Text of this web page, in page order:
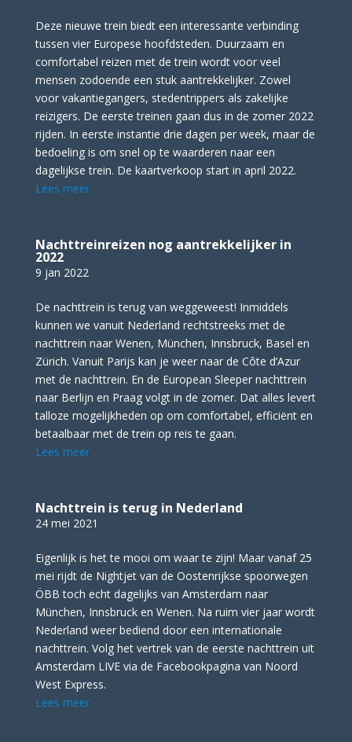
Deze nieuwe trein biedt een interessante verbinding
tussen vier Europese hoofdsteden. Duurzaam en
comfortabel reizen met de trein wordt voor veel
mensen zodoende een stuk aantrekkelijker. Zowel
voor vakantiegangers, stedentrippers als zakelijke
reizigers. De eerste treinen gaan dus in de zomer 2022
rijden. In eerste instantie drie dagen per week, maar de
bedoeling is om snel op te waarderen naar een
dagelijkse trein. De kaartverkoop start in april 2022.
Lees meer
Nachttreinreizen nog aantrekkelijker in
2022
9 jan 2022
De nachttrein is terug van weggeweest! Inmiddels
kunnen we vanuit Nederland rechtstreeks met de
nachttrein naar Wenen, München, Innsbruck, Basel en
Zürich. Vanuit Parijs kan je weer naar de Côte d’Azur
met de nachttrein. En de European Sleeper nachttrein
naar Berlijn en Praag volgt in de zomer. Dat alles levert
talloze mogelijkheden op om comfortabel, efficiënt en
betaalbaar met de trein op reis te gaan.
Lees meer
Nachttrein is terug in Nederland
24 mei 2021
Eigenlijk is het te mooi om waar te zijn! Maar vanaf 25
mei rijdt de Nightjet van de Oostenrijkse spoorwegen
ÖBB toch echt dagelijks van Amsterdam naar
München, Innsbruck en Wenen. Na ruim vier jaar wordt
Nederland weer bediend door een internationale
nachttrein. Volg het vertrek van de eerste nachttrein uit
Amsterdam LIVE via de Facebookpagina van Noord
West Express.
Lees meer